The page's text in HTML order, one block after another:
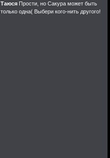
ТаюсяПрости, но Сакура может быть
только одна( Выбери кого-нить другого!